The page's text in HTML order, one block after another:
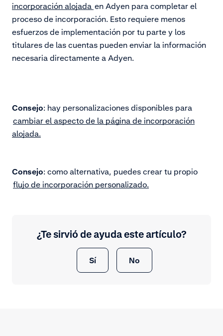
incorporación alojada en Adyen para completar el
proceso de incorporación. Esto requiere menos
esfuerzos de implementación por tu parte y los
titulares de las cuentas pueden enviar la información
necesaria directamente a Adyen.
Consejo: hay personalizaciones disponibles para
cambiar el aspecto de la página de incorporación
alojada.
Consejo: como alternativa, puedes crear tu propio
flujo de incorporación personalizado.
¿Te sirvió de ayuda este artículo?
Sí No